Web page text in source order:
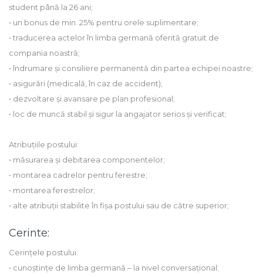
student până la 26 ani;
• un bonus de min. 25% pentru orele suplimentare;
• traducerea actelor în limba germană oferită gratuit de
compania noastră;
• îndrumare și consiliere permanentă din partea echipei noastre;
• asigurări (medicală, în caz de accident);
• dezvoltare și avansare pe plan profesional;
• loc de muncă stabil și sigur la angajator serios și verificat;
Atribuțiile postului:
• măsurarea și debitarea componentelor;
• montarea cadrelor pentru ferestre;
• montarea ferestrelor;
• alte atribuții stabilite în fișa postului sau de către superior;
Cerinte:
Cerințele postului:
• cunoștințe de limba germană – la nivel conversațional;